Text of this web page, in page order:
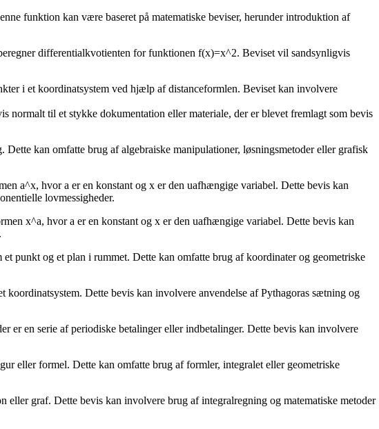
funktion kan være baseret på matematiske beviser, herunder introduktion af
differentialkvotienten for funktionen f(x)=x^2. Beviset vil sandsynligvis
i et koordinatsystem ved hjælp af distanceformlen. Beviset kan involvere
til et stykke dokumentation eller materiale, der er blevet fremlagt som bevis
kan omfatte brug af algebraiske manipulationer, løsningsmetoder eller grafisk
a^x, hvor a er en konstant og x er den uafhængige variabel. Dette bevis kan
lovmessigheder.
x^a, hvor a er en konstant og x er den uafhængige variabel. Dette bevis kan
punkt og et plan i rummet. Dette kan omfatte brug af koordinater og geometriske
Dette bevis kan involvere anvendelse af Pythagoras sætning og
er en serie af periodiske betalinger eller indbetalinger. Dette bevis kan involvere
eller formel. Dette kan omfatte brug af formler, integralet eller geometriske
eller graf. Dette bevis kan involvere brug af integralregning og matematiske metoder